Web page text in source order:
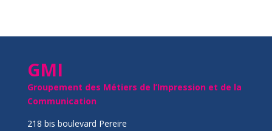
GMI
Groupement des Métiers de l’Impression et de la
Communication
218 bis boulevard Pereire